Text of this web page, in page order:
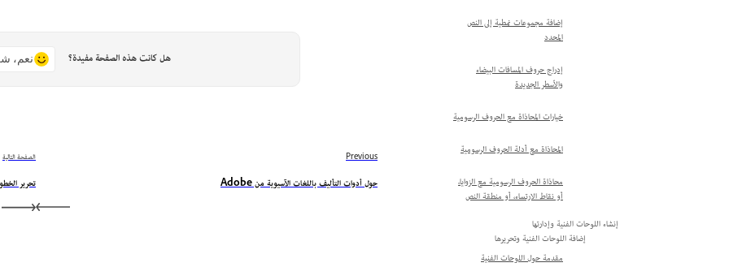
إضافة مجموعات نمطية إلى النص
المحدد
إدراج حروف المسافات البيضاء
والأسطر الجديدة
خيارات المحاذاة مع الحروف الرسومية
المحاذاة مع أدلة الحروف الرسومية
محاذاة الحروف الرسومية مع الزوايا،
أو نقاط الارتساء، أو منطقة النص
إنشاء اللوحات الفنية وإدارتها
إضافة اللوحات الفنية وتحريرها
مقدمة حول اللوحات الفنية
هل كانت هذه الصفحة مفيدة؟ نعم،
Previous
حول أدوات التأليف باللغات الآسيوية من Adobe
الصفحة التالية
تحرير